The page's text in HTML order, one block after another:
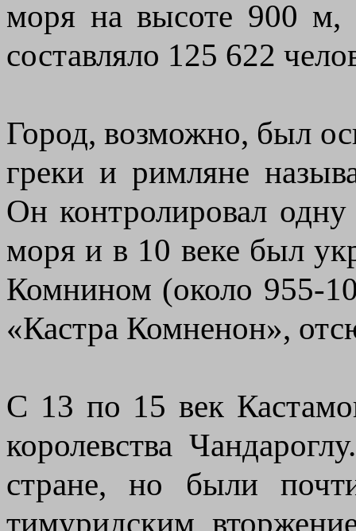
моря на высоте 900 м,
составляло 125 622
Город, возможно, был
греки и римляне
Он контролировал
моря и в 10 веке был
Комнином (около 955-
«Кастра Комненон»,
С 13 по 15 век
королевства
стране, но были
тимуридским